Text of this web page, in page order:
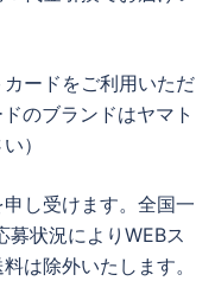
ードをご利用いただ
のブランドはヤマト
）
し受けます。全国一
状況によりWEBス
は除外いたします。